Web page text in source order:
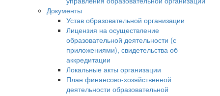
Документы
Устав образовательной организации
Лицензия на осуществление
образовательной деятельности (с
приложениями), свидетельства об
аккредитации
Локальные акты организации
План финансово-хозяйственной
деятельности образовательной